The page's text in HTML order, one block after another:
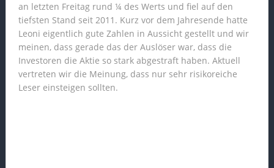
an letzten Freitag rund ¼ des Werts und fiel auf den
tiefsten Stand seit 2011. Kurz vor dem Jahresende hatte
Leoni eigentlich gute Zahlen in Aussicht gestellt und wir
meinen, dass gerade das der Auslöser war, dass die
Investoren die Aktie so stark abgestraft haben. Aktuell
vertreten wir die Meinung, dass nur sehr risikoreiche
Leser einsteigen sollten.